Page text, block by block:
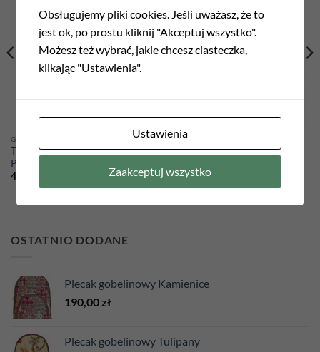
GALANTERIA
Torba gobelinowa 45cm x 42cm
Polana
45,00
GALANTERIA
Plecak gobelinowy Tulipany
OSTATNIO DODANE
Plecak gobelinowy Kamienice
190,00 zł
Plecak gobelinowy Tulipany
Obsługujemy pliki cookies. Jeśli uważasz, że to
jest ok, po prostu kliknij "Akceptuj wszystko".
Możesz też wybrać, jakie chcesz ciasteczka,
klikając "Ustawienia".
Ustawienia
Zaakceptuj wszystko